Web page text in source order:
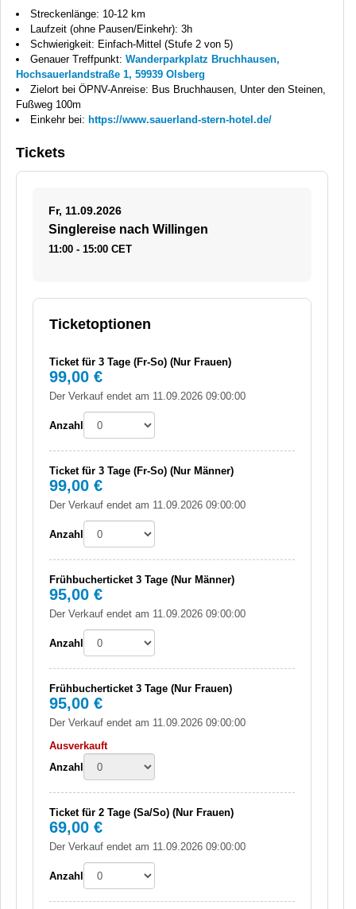
Streckenlänge: 10-12 km
Laufzeit (ohne Pausen/Einkehr): 3h
Schwierigkeit: Einfach-Mittel (Stufe 2 von 5)
Genauer Treffpunkt: Wanderparkplatz Bruchhausen,
Hochsauerlandstraße 1, 59939 Olsberg
Zielort bei ÖPNV-Anreise: Bus Bruchhausen, Unter den Steinen,
Fußweg 100m
Einkehr bei: https://www.sauerland-stern-hotel.de/
Tickets
Fr, 11.09.2026
Singlereise nach Willingen
11:00 - 15:00 CET
Ticketoptionen
Ticket für 3 Tage (Fr-So) (Nur Frauen)
99,00 €
Der Verkauf endet am 11.09.2026 09:00:00
Anzahl
Ticket für 3 Tage (Fr-So) (Nur Männer)
99,00 €
Der Verkauf endet am 11.09.2026 09:00:00
Anzahl
Frühbucherticket 3 Tage (Nur Männer)
95,00 €
Der Verkauf endet am 11.09.2026 09:00:00
Anzahl
Frühbucherticket 3 Tage (Nur Frauen)
95,00 €
Der Verkauf endet am 11.09.2026 09:00:00
Ausverkauft
Anzahl
Ticket für 2 Tage (Sa/So) (Nur Frauen)
69,00 €
Der Verkauf endet am 11.09.2026 09:00:00
Anzahl